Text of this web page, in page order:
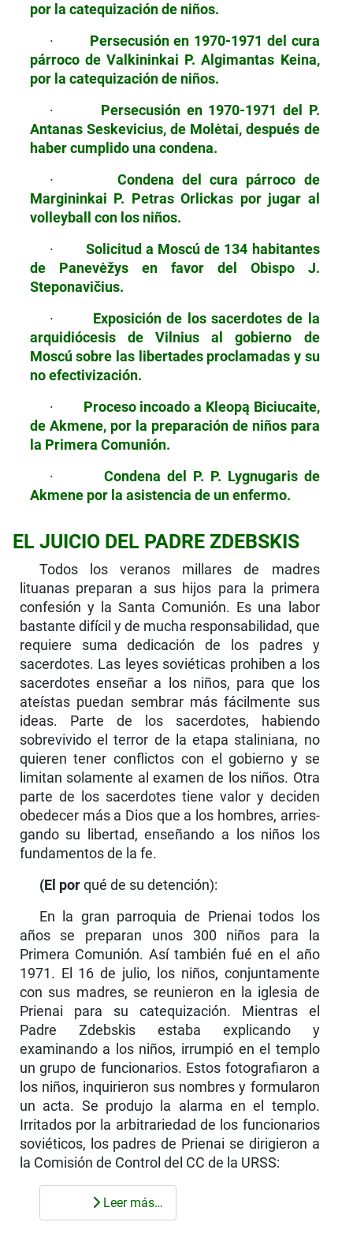
por la catequización de niños.
·
Persecusión en 1970-1971 del cura
párroco deVal­kininkai P. Algimantas Keina,
por la catequización de niños.
·
Persecusión en 1970-1971 del P.
Antanas Seskevicius, de Molėtai, después de
haber cumplido una condena.
· Condena del cura párroco de
Margininkai P. Pet­rasOrlickas por jugar al
volleyball con los niños.
· Solicitud a Moscú de 134 habitantes
de Panevėžys en favor del Obispo J.
Steponavičius.
·
Exposición de los sacerdotes de la
arquidiócesis de Vilniusal gobierno de
Moscú sobre las liber­tades proclamadas y su
no efectivización.
·
Proceso incoado a Kleopą Biciucaite,
de Akmene, por la preparación de niños para
la Primera Co­munión.
· Condena del P. P. Lygnugaris de
Akmene por la asistencia de un enfermo.
EL JUICIO DEL PADRE ZDEBSKIS
Todos los veranos millares de madres
lituanas pre­paran a sus hijos para la primera
confesión y la San­ta Comunión. Es una labor
bastante difícil y de mu­cha responsabilidad, que
requiere suma dedicación de los padres y
sacerdotes. Las leyes soviéticas prohiben a los
sacerdotes enseñar a los niños, para que los
ateístas puedan sembrar más fácilmente sus
ideas. Par­te de los sacerdotes, habiendo
sobrevivido el terror de la etapa staliniana, no
quieren tener conflictos con el gobierno y se
limitan solamente al examen de los niños. Otra
parte de los sacerdotes tiene valor y de­ciden
obedecer más a Dios que a los hombres, arries­
gando su libertad, enseñando a los niños los
fundamen­tos de la fe.
(El por qué de su detención):
En la gran parroquia de Prienai todos los
años se preparan unos 300 niños para la
Primera Comunión. Así también fué en el año
1971. El 16 de julio, los niños, conjuntamente
con sus madres, se reunieron en la iglesia de
Prienai para su catequización. Mientras el
Padre Zdebskis estaba explicando y
examinando a los niños, irrumpió en el templo
un grupo de funcio­narios. Estos fotografiaron a
los niños, inquirieron sus nombres y formularon
un acta. Se produjo la alarma en el templo.
Irritados por la arbitrariedad de los funcionarios
soviéticos, los padres de Prienai se diri­gieron a
la Comisión de Control del CC de la URSS:
Leer más…